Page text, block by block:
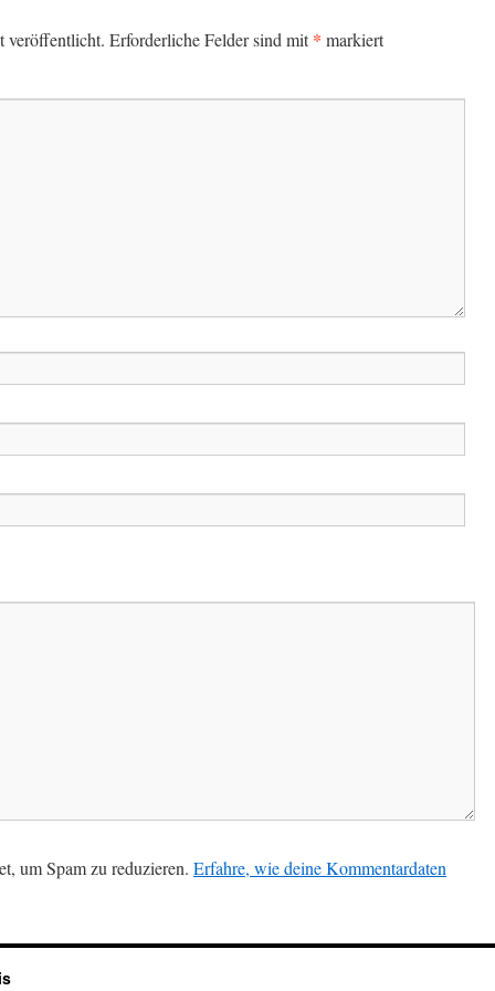
veröffentlicht. Erforderliche Felder sind mit* markiert
um Spam zu reduzieren. Erfahre, wie deine Kommentardaten